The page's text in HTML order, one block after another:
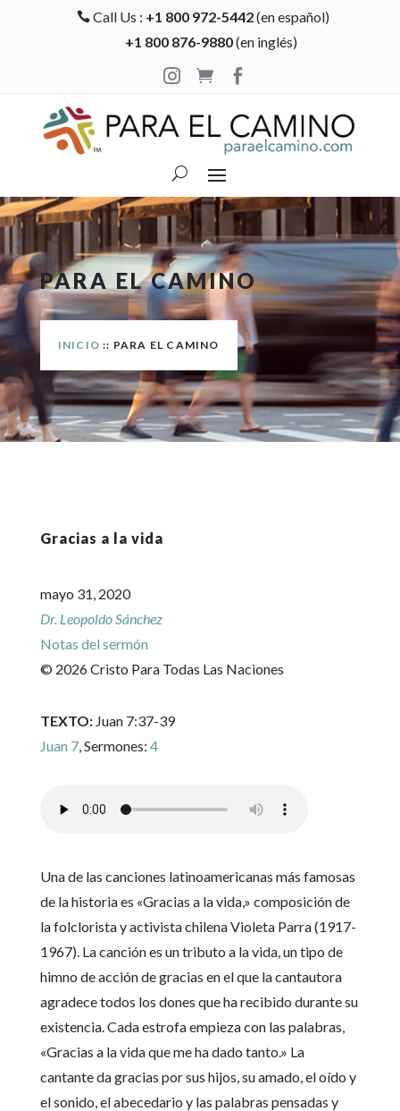
 Call Us : +1 800 972-5442(en español)
+1 800 876-9880(en inglés)

 
PARA EL CAMINO
INICIO :: PARA EL CAMINO
Gracias a la vida
mayo 31, 2020
Dr. Leopoldo Sánchez
Notas del sermón
© 2026 Cristo Para Todas Las Naciones
TEXTO: Juan 7:37-39
Juan 7, Sermones: 4
Una de las canciones latinoamericanas más famosas
de la historia es «Gracias a la vida,» composición de
la folclorista y activista chilena Violeta Parra (1917-
1967). La canción es un tributo a la vida, un tipo de
himno de acción de gracias en el que la cantautora
agradece todos los dones que ha recibido durante su
existencia. Cada estrofa empieza con las palabras,
«Gracias a la vida que me ha dado tanto.» La
cantante da gracias por sus hijos, su amado, el oído y
el sonido, el abecedario y las palabras pensadas y